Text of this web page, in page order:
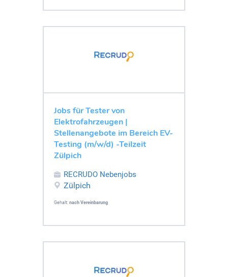
Jobs für Tester von
Elektrofahrzeugen |
Stellenangebote im Bereich EV-
Testing (m/w/d) -Teilzeit
Zülpich
RECRUDO Nebenjobs
Zülpich
Gehalt: nach Vereinbarung